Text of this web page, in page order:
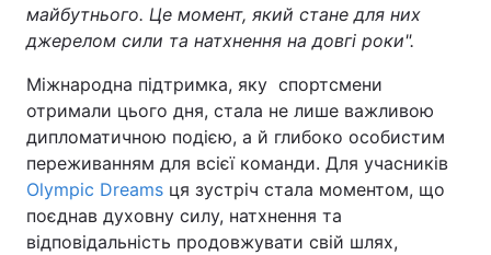
майбутнього. Це момент, який стане для них
джерелом сили та натхнення на довгі роки".
Міжнародна підтримка, яку спортсмени
отримали цього дня, стала не лише важливою
дипломатичною подією, а й глибоко особистим
переживанням для всієї команди. Для учасників
Olympic Dreams ця зустріч стала моментом, що
поєднав духовну силу, натхнення та
відповідальність продовжувати свій шлях,